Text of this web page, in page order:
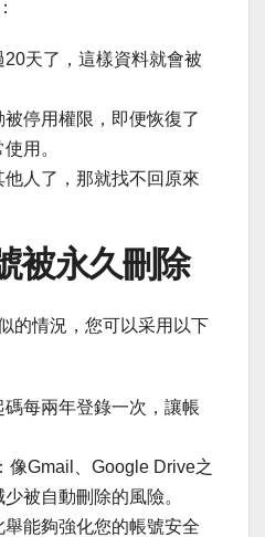
天了，這樣資料就會被
停用權限，即便恢復了
用。
人了，那就找不回原來
被永久刪除
的情況，您可以采用以下
每兩年登錄一次，讓帳
像Gmail、Google Drive之
被自動刪除的風險。
舉能夠強化您的帳號安全